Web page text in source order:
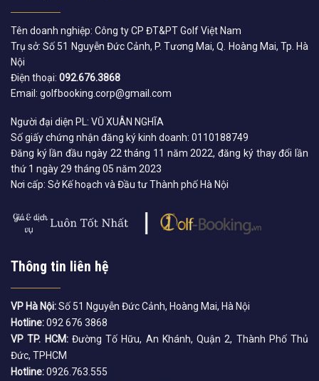
Tên doanh nghiệp: Công ty CP ĐT&PT Golf Việt Nam
Trụ sở: Số 51 Nguyễn Đức Cảnh, P. Tương Mai, Q. Hoàng Mai, Tp. Hà
Nội
Điện thoại: 092.676.3868
Email: golfbooking.corp@gmail.com
Người đại diện PL: VŨ XUÂN NGHĨA
Số giấy chứng nhận đăng ký kinh doanh: 0110188749
Đăng ký lần đầu ngày 22 tháng 11 năm 2022, đăng ký thay đổi lần
thứ 1 ngày 29 tháng 05 năm 2023
Nơi cấp: Sở Kế hoạch và Đầu tư Thành phố Hà Nội
Thông tin liên hệ
VP Hà Nội:Số 51 Nguyễn Đức Cảnh, Hoàng Mai, Hà Nội
Hotline:092 676 3868
VP TP. HCM:Đường Tố Hữu, An Khánh, Quận 2, Thành Phố Thủ
Đức, TPHCM
Hotline:0926.763.555